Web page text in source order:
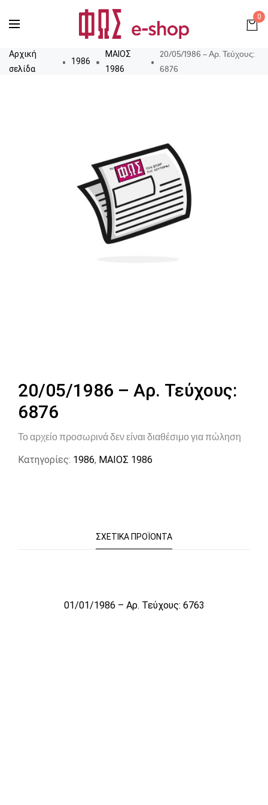
0
Αρχική
σελίδα
1986
ΜΑΙΟΣ
1986
20/05/1986 – Αρ. Τεύχους:
6876
20/05/1986 – Αρ. Τεύχους:
6876
Το αρχείο προσωρινά δεν είναι διαθέσιμο για πώληση
Κατηγορίες: 1986, ΜΑΙΟΣ 1986
ΣΧΕΤΙΚΆ ΠΡΟΪΌΝΤΑ
Το αρχείο προσωρινά δεν είναι διαθέσιμο για πώληση
01/01/1986 – Αρ. Τεύχους: 6763